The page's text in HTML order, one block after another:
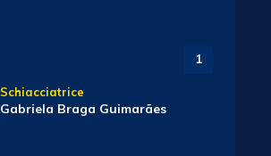
1
Schiacciatrice
Gabriela Braga Guimarães